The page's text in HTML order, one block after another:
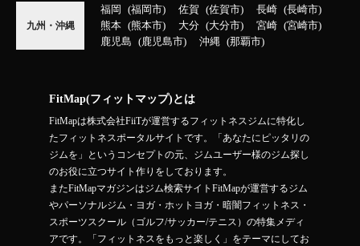
九州・沖縄
福岡 福岡市 佐賀 佐賀市 長崎
長崎市
熊本
熊本市 大分 大分市 宮崎
宮崎市
鹿児島
鹿児島市 沖縄 那覇市
FitMap(フィットマップ)とは
FitMapは株式会社FiiTが運営するフィットネスジムに特化し
たフィットネスポータルサイトです。「あなたにピッタリの
ジムを」というコンセプトの元、ジムユーザー様のジム探し
のお役に立つサイト作りをしております。
またFitMapマガジンはジム検索サイトFitMapが運営するジム
やパーソナルジム・ヨガ・ホットヨガ・暗闇フィットネス・
スポーツスクール（ゴルフ/サッカー/テニス）の特集メディ
アです。「フィットネスをもっと楽しく」をテーマにしてお